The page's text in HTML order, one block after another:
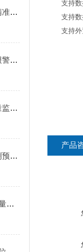
小型水库雨水情自动监测站：精准测量降雨与水位，防范漫坝风险
水库雨量实时监测系统：自动报警，预防库区洪水风险
支持智慧水务与防灾：无线雨量监测仪在城市内涝与山洪预警系统中的应用
数据驱动，预警先行：雨量监测预警系统在防灾减灾中的关键作用
大坝安全如何精准守护?大坝雨量监测站筑牢安全屏障
支持数据
支持数
支持外
产品